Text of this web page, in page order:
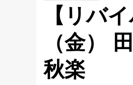
【リバ
（金）
秋楽